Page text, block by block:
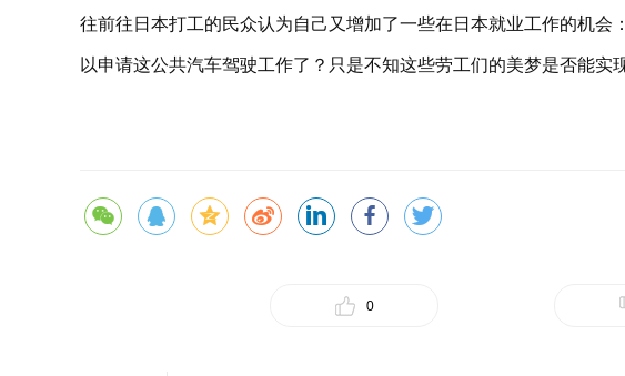
往前往日本打工的民众认为自己又增加了一些在日本就业工作的机会
以申请这公共汽车驾驶工作了？只是不知这些劳工们的美梦是否能实现
0